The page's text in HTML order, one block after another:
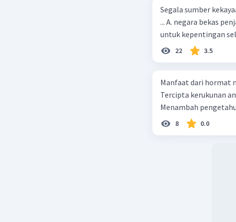
Untuk
kedaulatan
balances
penguasa
Beri Rating
12 Januari 2024
Benito
Segala sumber
... A. negara bekas penjajah B. pejabat negara yang berpengaruh C. pemerintah
untuk kepentingan
22 3.5
Manfaat dari hormat
Tercipta kerukunan
Menambah
8 0.0